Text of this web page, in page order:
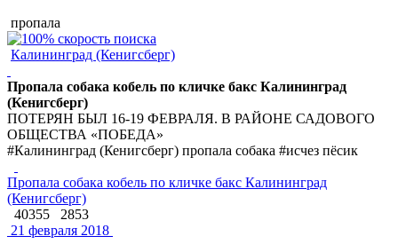
пропала
Калининград (Кенигсберг)
Пропала собака кобель по кличке бакс Калининград
(Кенигсберг)
ПОТЕРЯН БЫЛ 16-19 ФЕВРАЛЯ. В РАЙОНЕ САДОВОГО
ОБЩЕСТВА «ПОБЕДА»
#Калининград (Кенигсберг) пропала собака #исчез пёсик
Пропала собака кобель по кличке бакс Калининград
(Кенигсберг)
40355
2853
21 февраля 2018